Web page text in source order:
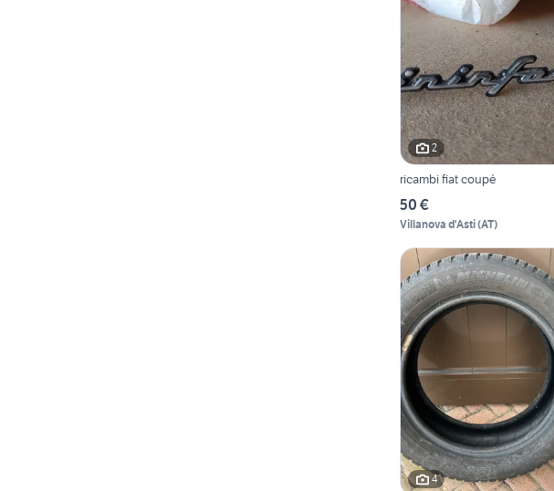
2
ricambi fiat coupé
50 €
Villanova d'Asti(AT)
4